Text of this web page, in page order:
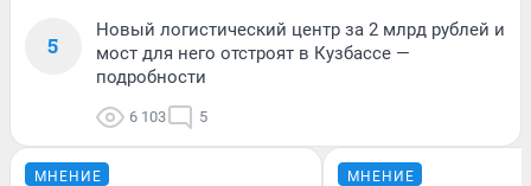
5
Новый логистический центр за 2 млрд рублей и
мост для него отстроят в Кузбассе —
подробности
6 103 5
МНЕНИЕ МНЕНИЕ